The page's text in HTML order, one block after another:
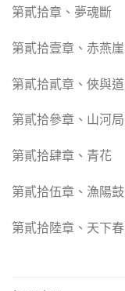
第貳拾章、夢魂斷
第貳拾壹章、赤燕崖
第貳拾貳章、俠與道
第貳拾參章、山河局
第貳拾肆章、青花
第貳拾伍章、漁陽鼓
第貳拾陸章、天下春